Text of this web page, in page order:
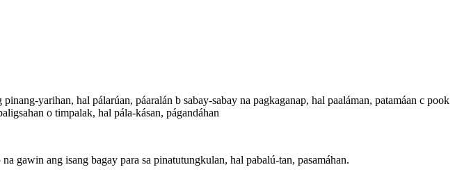
yarihan, hal pálarúan, páaralán b sabay-sabay na pagkaganap, hal paaláman, patamáan c pook
o timpalak, hal pála-kásan, págandáhan
gawin ang isang bagay para sa pinatutungkulan, hal pabalú-tan, pasamáhan.